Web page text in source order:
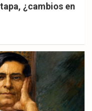
¿cambios en